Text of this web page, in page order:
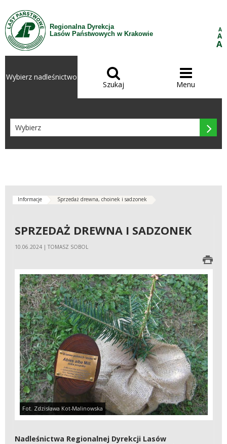
Przejdź do treści
Regionalna Dyrekcja
Lasów Państwowych w Krakowie
A
A
A
Wybierz nadleśnictwo 
Szukaj

Menu

Informacje Sprzedaż drewna, choinek i sadzonek
SPRZEDAŻ DREWNA I SADZONEK
10.06.2024 | TOMASZ SOBOL
Fot. Zdzisława Kot-Malinowska
Nadleśnictwa Regionalnej Dyrekcji Lasów